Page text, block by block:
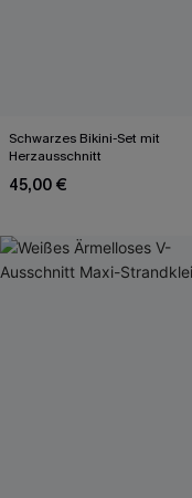
Schwarzes Bikini-Set mit
Herzausschnitt
45,00 €